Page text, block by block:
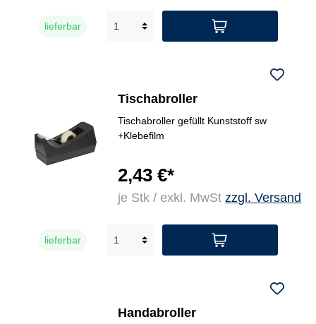
lieferbar
Tischabroller
Tischabroller gefüllt Kunststoff sw
+Klebefilm
2,43 €*
je Stk / exkl. MwStzzgl. Versand
lieferbar
Handabroller